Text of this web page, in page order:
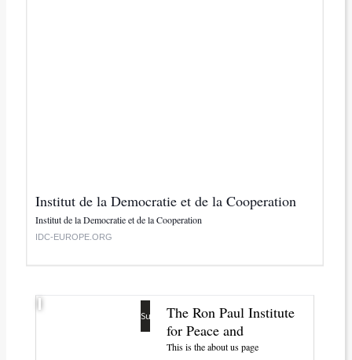
Institut de la Democratie et de la Cooperation
Institut de la Democratie et de la Cooperation
IDC-EUROPE.ORG
SupprimerThe Ron Paul Institute
for Peace and
Prosperity - About Us
This is the about us page